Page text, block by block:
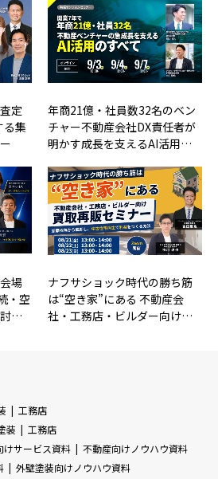
定
集
年商21億・社員数32名のベン
チャー不動産会社DX責任者が
明かす成長を支えるAI活用…
場
・空
討…
ナフサショック時代の勝ち筋
は“空き家”にある 不動産会
社・工務店・ビルダー向け…
工務店
装
工務店
けサービス資料
不動産向けノウハウ資料
外壁塗装向けノウハウ資料